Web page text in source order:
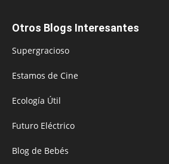
Otros Blogs Interesantes
Supergracioso
Estamos de Cine
Ecología Útil
Futuro Eléctrico
Blog de Bebés